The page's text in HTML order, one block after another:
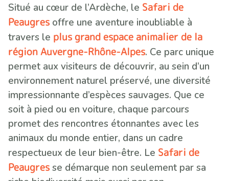
Situé au cœur de l’Ardèche, le Safari de
Peaugres offre une aventure inoubliable à
travers le plus grand espace animalier de la
région Auvergne-Rhône-Alpes. Ce parc unique
permet aux visiteurs de découvrir, au sein d’un
environnement naturel préservé, une diversité
impressionnante d’espèces sauvages. Que ce
soit à pied ou en voiture, chaque parcours
promet des rencontres étonnantes avec les
animaux du monde entier, dans un cadre
respectueux de leur bien-être. Le Safari de
Peaugresse démarque non seulement par sa